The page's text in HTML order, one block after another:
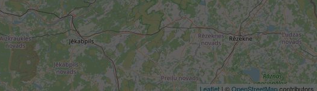
Leaflet | ©OpenStreetMapcontributors